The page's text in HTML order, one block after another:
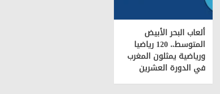
ألعاب البحر الأبيض
المتوسط.. 120 رياضيا
ورياضية يمثلون المغرب
في الدورة العشرين